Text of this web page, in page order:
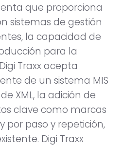
que proporciona
sistemas de gestión
la capacidad de
para la
Traxx acepta
de un sistema MIS
XML, la adición de
clave como marcas
por paso y repetición,
Digi Traxx